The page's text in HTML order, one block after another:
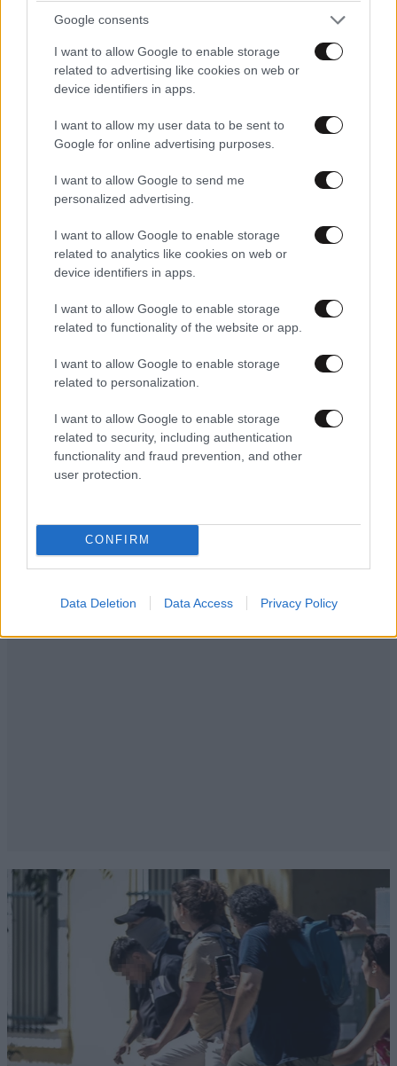
Google consents
I want to allow Google to enable storage
related to advertising like cookies on web or
device identifiers in apps.
I want to allow my user data to be sent to
Google for online advertising purposes.
I want to allow Google to send me
personalized advertising.
I want to allow Google to enable storage
related to analytics like cookies on web or
device identifiers in apps.
I want to allow Google to enable storage
related to functionality of the website or app.
I want to allow Google to enable storage
related to personalization.
I want to allow Google to enable storage
related to security, including authentication
functionality and fraud prevention, and other
user protection.
CONFIRM
Data Deletion Data Access Privacy Policy
Παπαδακης...αστερι!
Απαντήστε
Ξεφτίλα 26·01·2025 13:42
Ναι αγόρι μου είσαι ο πιο όμορφος άντρας για τους
φίλους σου τα αγοράκια και για κάτι ματσωμένους
Απαντήστε
Αυτό το έλεγε και ένας γνωστος μου και του κανου
Απαντήστε
Μαρία Κορινθίου: «Είμαι πιο ευτυχισμένη από
ποτέ – Ναι, έχω πατήσει φρένο»